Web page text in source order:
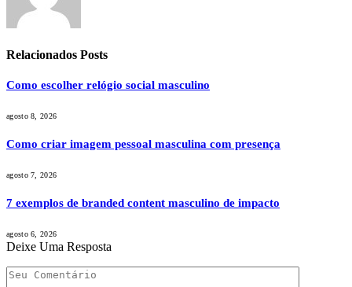
Relacionados Posts
Como escolher relógio social masculino
agosto 8, 2026
Como criar imagem pessoal masculina com presença
agosto 7, 2026
7 exemplos de branded content masculino de impacto
agosto 6, 2026
Deixe Uma Resposta